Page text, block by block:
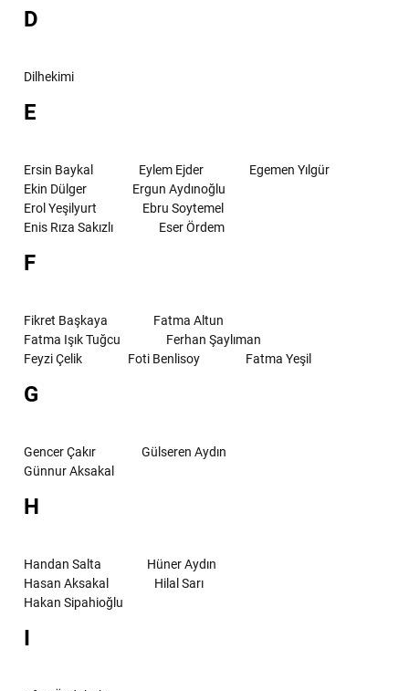
D
Dilhekimi
E
Ersin Baykal Eylem Ejder
Egemen Yılgür
Ekin Dülger
Ergun Aydınoğlu
Erol Yeşilyurt
Ebru Soytemel
Enis Rıza Sakızlı
Eser Ördem
F
Fikret Başkaya
Fatma Altun
Fatma Işık Tuğcu
Ferhan Şaylıman
Feyzi Çelik
Foti Benlisoy Fatma Yeşil
G
Gencer Çakır
Gülseren Aydın
Günnur Aksakal
H
Handan Salta
Hüner Aydın
Hasan Aksakal
Hilal Sarı
Hakan Sipahioğlu
I